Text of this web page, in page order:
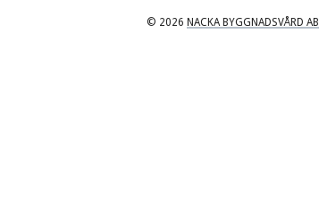
© 2026 NACKA BYGGNADSVÅRD AB